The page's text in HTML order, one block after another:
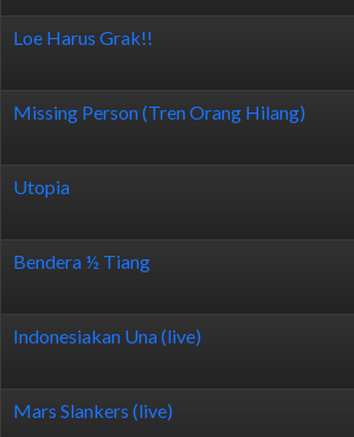
Loe Harus Grak!!
Missing Person (Tren Orang Hilang)
Utopia
Bendera ½ Tiang
Indonesiakan Una (live)
Mars Slankers (live)